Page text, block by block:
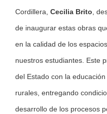
Cordillera, Cecilia Brito ,
de inaugurar estas obras
en la calidad de los
nuestros estudiantes. Este
del Estado con la
rurales, entregando
desarrollo de los procesos